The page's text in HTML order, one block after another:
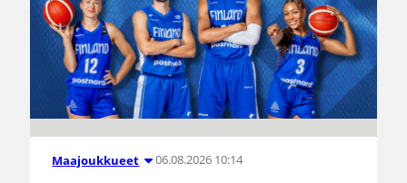
Maajoukkueet 06.08.2026 10:14